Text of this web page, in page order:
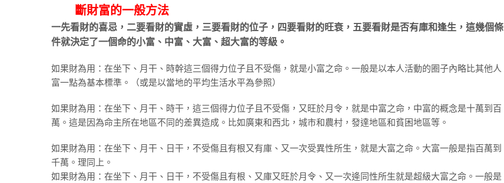
斷財富的一般方法
一先看財的喜忌，二要看財的實虛，三要看財的位子，四要看財的旺衰，五要看財是否有庫和逢生，這幾個條
件就決定了一個命的小富、中富、大富、超大富的等級。
如果財為用：在坐下、月干、時幹這三個得力位子且不受傷，就是小富之命。一般是以本人活動的圈子內略比其他人
富一點為基本標準。（或是以當地的平均生活水平為參照）
如果財為用：在坐下、月干、時干，這三個得力位子且不受傷，又旺於月令，就是中富之命，中富的概念是十萬到百
萬。這是因為命主所在地區不同的差異造成。比如廣東和西北，城市和農村，發達地區和貧困地區等。
如果財為用：在坐下、月干、日干，不受傷且有根又有庫、又一次受異性所生，就是大富之命。大富一般是指百萬到
千萬。理同上。
如果財為用：在坐下、月干、日干，不受傷且有根、又庫又旺於月令、又一次逄同性所生就是超級大富之命。一般是